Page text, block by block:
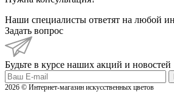
Наши специалисты ответят на любой
Задать вопрос
Будьте в курсе наших акций и новостей
2026 © Интернет-магазин искусственных цветов